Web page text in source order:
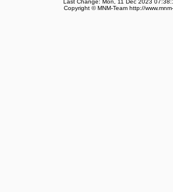
Last Change: Mon, 11 Dec 2023
Copyright © MNM-Team http://